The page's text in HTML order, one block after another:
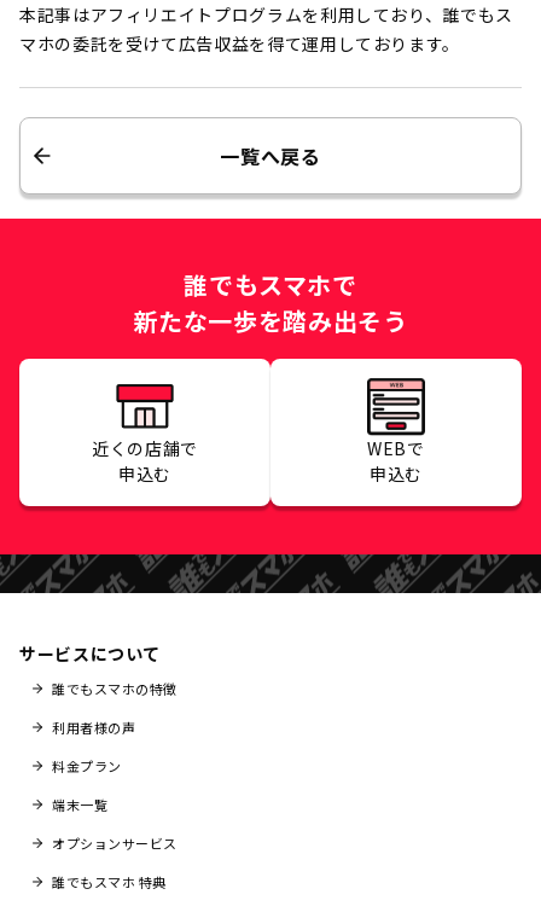
本記事はアフィリエイトプログラムを利用しており、誰でもス
マホの委託を受けて広告収益を得て運用しております。
一覧へ戻る
誰でもスマホで
新たな一歩を踏み出そう
近くの店舗で
申込む
WEBで
申込む
サービスについて
誰でもスマホの特徴
利用者様の声
料金プラン
端末一覧
オプションサービス
誰でもスマホ 特典